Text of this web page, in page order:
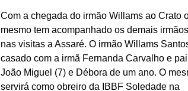
Com a chegada do irmão Willams ao Crato
mesmo tem acompanhado os demais irmãos
nas visitas a Assaré. O irmão Willams
casado com a irmã Fernanda Carvalho e
João Miguel (7) e Débora de um ano. O
servirá como obreiro da IBBF Soledade na